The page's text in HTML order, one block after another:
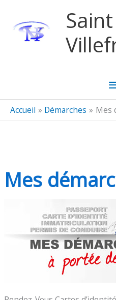
Accueil Démarches Mes
Mes